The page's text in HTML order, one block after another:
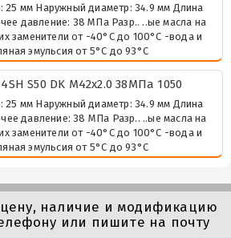
25 мм Наружный диаметр: 34.9 мм Длина
давление: 38 МПа Разр.. ..ые масла на
заменители от -40°C до 100°C -вода и
эмульсия от 5°C до 93°C
S50 DK М42х2.0 38МПа 1050
25 мм Наружный диаметр: 34.9 мм Длина
давление: 38 МПа Разр.. ..ые масла на
заменители от -40°C до 100°C -вода и
эмульсия от 5°C до 93°C
наличие и модификацию
или пишите на почту